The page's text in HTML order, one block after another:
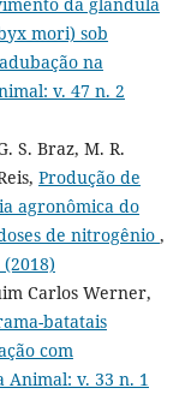
mori) sob
na
v. 47 n. 2
S. Braz, M. R.
Produção de
agronômica do
de nitrogênio ,
Carlos Werner,
batatais
com
v. 33 n. 1